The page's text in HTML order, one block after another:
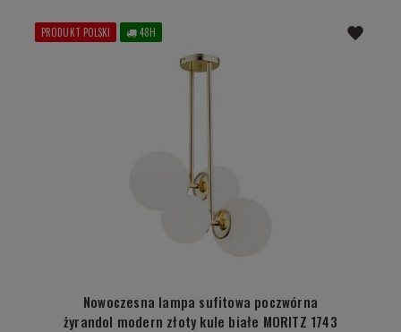
Nowoczesna lampa sufitowa poczwórna
żyrandol modern złoty kule białe MORITZ 1743
PRODUKT POLSKI 48H